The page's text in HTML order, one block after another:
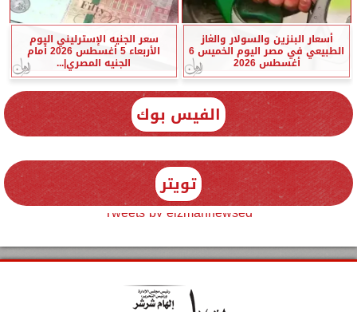
أسعار البنزين والسولار والغاز
الطبيعي في مصر اليوم الخميس 6
أغسطس 2026
سعر الجنيه الإسترليني اليوم
الأربعاء 5 أغسطس 2026 أمام
الجنيه المصري|...
الفيس بوك
تويتر
Tweets by elzmannewseg